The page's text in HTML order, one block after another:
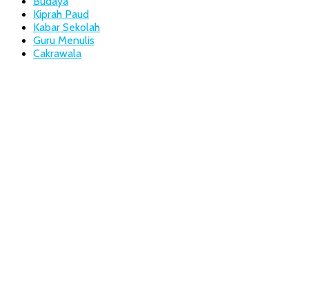
Kiprah Paud
Kabar Sekolah
Guru Menulis
Cakrawala